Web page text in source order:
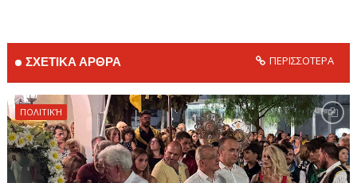
ΣΧΕΤΙΚΑ ΑΡΘΡΑ ΠΕΡΙΣΣΟΤΕΡΑ
ΠΟΛΙΤΙΚΉ